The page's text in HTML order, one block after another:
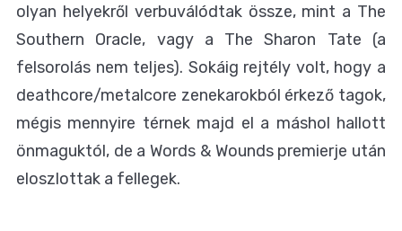
olyan helyekről verbuválódtak össze, mint a The
Southern Oracle, vagy a The Sharon Tate (a
felsorolás nem teljes). Sokáig rejtély volt, hogy a
deathcore/metalcore zenekarokból érkező tagok,
mégis mennyire térnek majd el a máshol hallott
önmaguktól, de a Words & Wounds premierje után
eloszlottak a fellegek.